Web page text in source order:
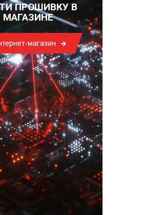
ПРОШИВКУ В
МАГАЗИНЕ
магазин